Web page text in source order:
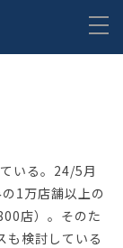
いる。24/5月
1万店舗以上の
店）。そのた
も検討している